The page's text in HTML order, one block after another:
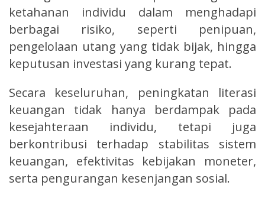
ketahanan individu dalam menghadapi
berbagai risiko, seperti penipuan,
pengelolaan utang yang tidak bijak, hingga
keputusan investasi yang kurang tepat.
Secara keseluruhan, peningkatan literasi
keuangan tidak hanya berdampak pada
kesejahteraan individu, tetapi juga
berkontribusi terhadap stabilitas sistem
keuangan, efektivitas kebijakan moneter,
serta pengurangan kesenjangan sosial.